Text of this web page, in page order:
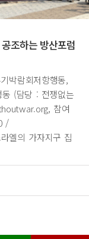
조하는 방산포럼
람회저항행동,
(담당 : 전쟁없는
참여
/
엘의 가자지구 집